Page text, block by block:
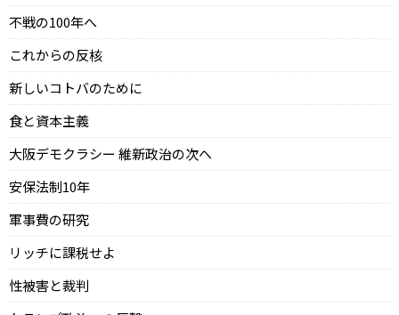
不戦の100年へ
これからの反核
新しいコトバのために
食と資本主義
大阪デモクラシー 維新政治の次へ
安保法制10年
軍事費の研究
リッチに課税せよ
性被害と裁判